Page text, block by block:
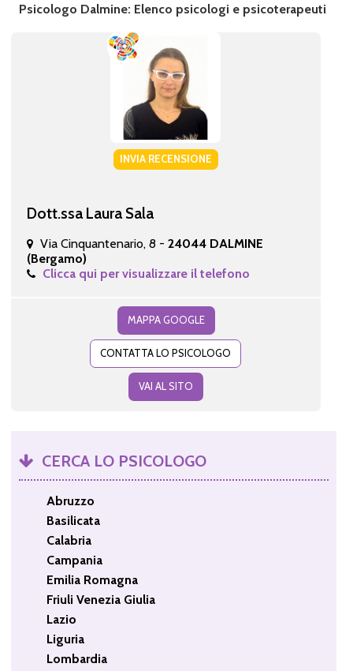
Psicologo Dalmine: Elenco psicologi e psicoterapeuti
INVIA RECENSIONE
Dott.ssa Laura Sala
Via Cinquantenario, 8 - 24044 DALMINE
(Bergamo)
Clicca qui per visualizzare il telefono
MAPPA GOOGLE
CONTATTA LO PSICOLOGO
VAI AL SITO
CERCA LO PSICOLOGO
Abruzzo
Basilicata
Calabria
Campania
Emilia Romagna
Friuli Venezia Giulia
Lazio
Liguria
Lombardia